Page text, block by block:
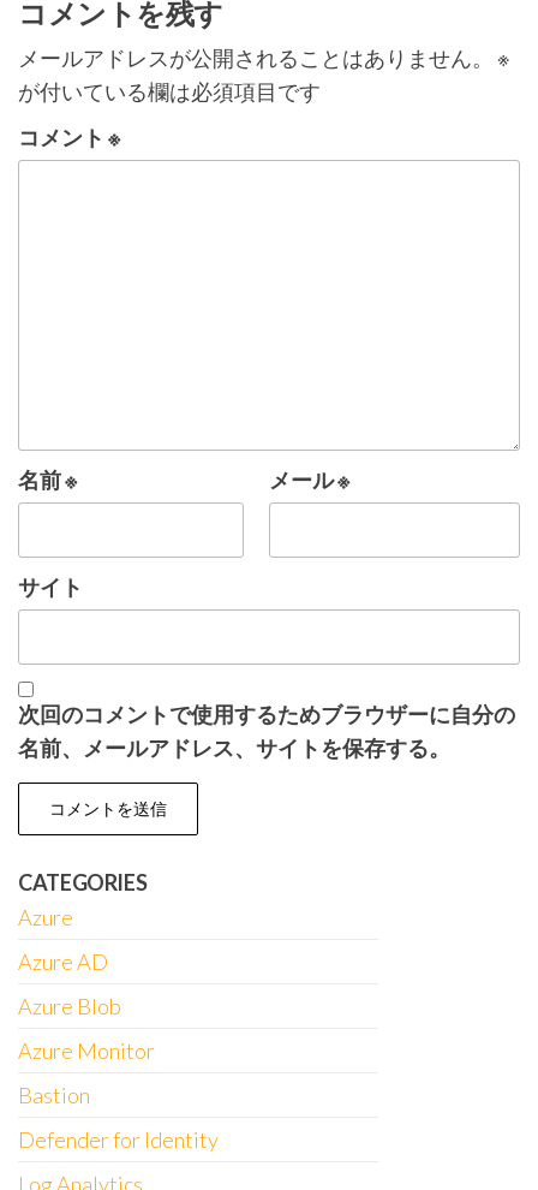
コメントを残す
メールアドレスが公開されることはありません。
※
が付いている欄は必須項目です
コメント ※
名前※ メール※
サイト
次回のコメントで使用するためブラウザーに自分の
名前、メールアドレス、サイトを保存する。
CATEGORIES
Azure
Azure AD
Azure Blob
Azure Monitor
Bastion
Defender for Identity
Log Analytics